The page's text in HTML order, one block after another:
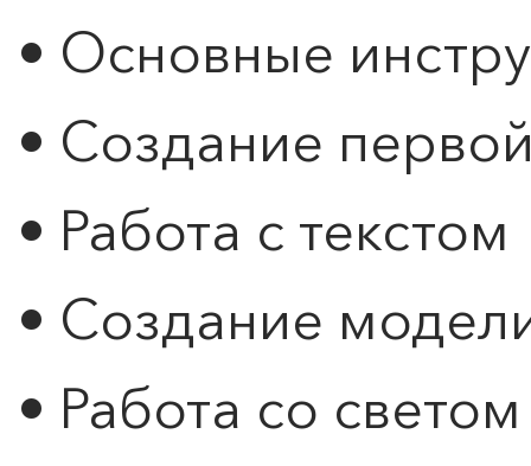
• Основные
• Создание
• Работа с текстом
• Создание
• Работа со светом